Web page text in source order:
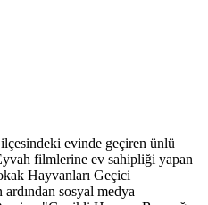
evinde geçiren ünlü
filmlerine ev sahipliği yapan
Hayvanları Geçici
sosyal medya